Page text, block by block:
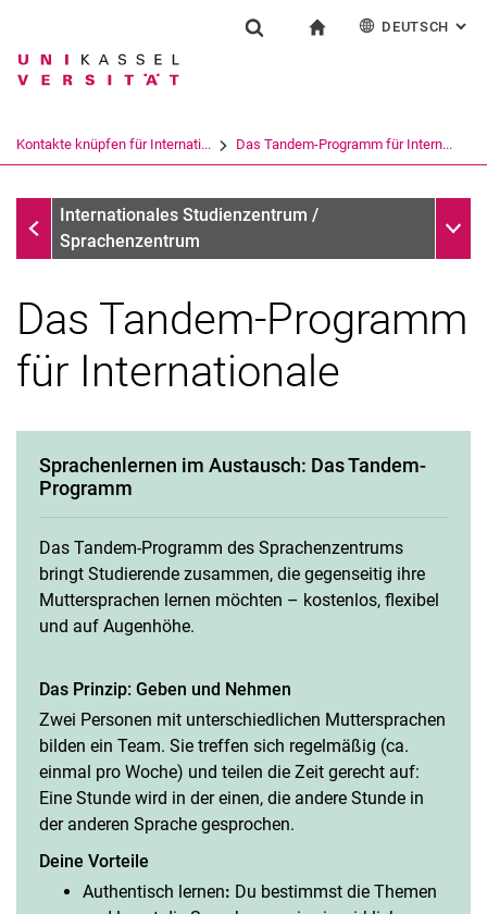
Springe direkt zu: Inhalt
Springe direkt zu: Suche
Springe direkt zu:
Suchbegriff
Suchen (öffnet externen Link in einem
DEUTSCH :
Kontakte knüpfen für Internati... Das Tandem-Programm für Intern...
Kontakte knüpfen für Internationale
Internationales Studienzentrum /
Sprachenzentrum
Das Tandem-Programm für Internationale
Sprachen Er-Leben und Meet & Eat
Kassel Er-Leben
Das Tandem-Programm
für Internationale
Sprachenlernen im Austausch: Das Tandem-
Programm
Das Tandem-Programm des Sprachenzentrums
bringt Studierende zusammen, die gegenseitig ihre
Muttersprachen lernen möchten – kostenlos, flexibel
und auf Augenhöhe.
Das Prinzip: Geben und Nehmen
Zwei Personen mit unterschiedlichen Muttersprachen
bilden ein Team. Sie treffen sich regelmäßig (ca.
einmal pro Woche) und teilen die Zeit gerecht auf:
Eine Stunde wird in der einen, die andere Stunde in
der anderen Sprache gesprochen.
Deine Vorteile
Authentisch lernen: Du bestimmst die Themen